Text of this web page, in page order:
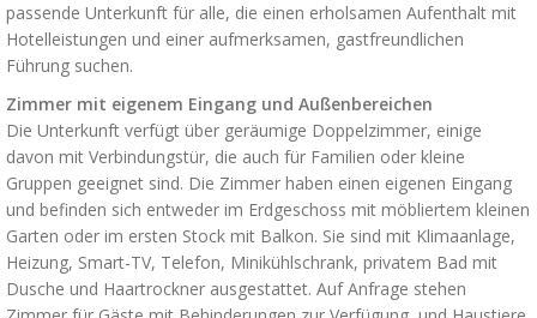
passende Unterkunft für alle, die einen erholsamen Aufenthalt mit
Hotelleistungen und einer aufmerksamen, gastfreundlichen
Führung suchen.
Zimmer mit eigenem Eingang und Außenbereichen
Die Unterkunft verfügt über geräumige Doppelzimmer, einige
davon mit Verbindungstür, die auch für Familien oder kleine
Gruppen geeignet sind. Die Zimmer haben einen eigenen Eingang
und befinden sich entweder im Erdgeschoss mit möbliertem kleinen
Garten oder im ersten Stock mit Balkon. Sie sind mit Klimaanlage,
Heizung, Smart-TV, Telefon, Minikühlschrank, privatem Bad mit
Dusche und Haartrockner ausgestattet. Auf Anfrage stehen